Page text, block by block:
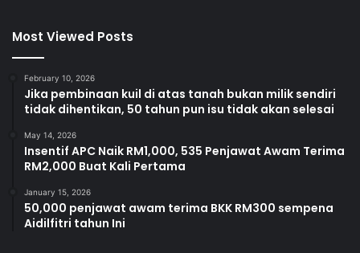
Most Viewed Posts
February 10, 2026
Jika pembinaan kuil di atas tanah bukan milik sendiri
tidak dihentikan, 50 tahun pun isu tidak akan selesai
May 14, 2026
Insentif APC Naik RM1,000, 535 Penjawat Awam Terima
RM2,000 Buat Kali Pertama
January 15, 2026
50,000 penjawat awam terima BKK RM300 sempena
Aidilfitri tahun Ini